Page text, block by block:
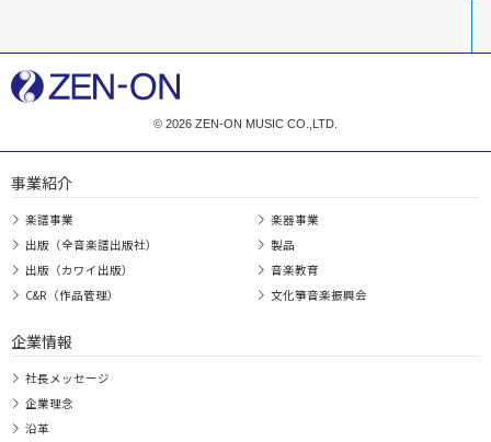
© 2026 ZEN-ON MUSIC CO.,LTD.
事業紹介
楽譜事業
出版（全音楽譜出版社）
出版（カワイ出版）
C&R（作品管理）
楽器事業
製品
音楽教育
文化箏音楽振興会
企業情報
社長メッセージ
企業理念
沿革